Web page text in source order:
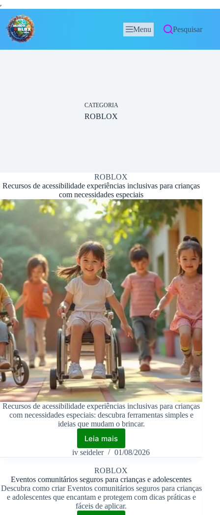
Menu Pesquisar
CATEGORIA
ROBLOX
ROBLOX
Recursos de acessibilidade experiências inclusivas para crianças
com necessidades especiais
Recursos de acessibilidade experiências inclusivas para crianças
com necessidades especiais: descubra ferramentas simples e
ideias que mudam o brincar.
Leia mais
iv seideler 01/08/2026
ROBLOX
Eventos comunitários seguros para crianças e adolescentes
Descubra como criar Eventos comunitários seguros para crianças
e adolescentes que encantam e protegem com dicas práticas e
fáceis de aplicar.